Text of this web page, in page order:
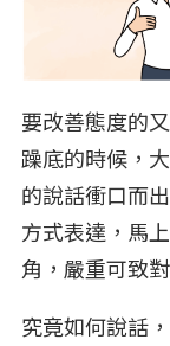
要改善態度的
躁底的時候，
的說話衝口而
方式表達，馬
角，嚴重可致
究竟如何說話